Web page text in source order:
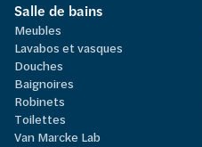
Salle de bains
Meubles
Lavabos et vasques
Douches
Baignoires
Robinets
Toilettes
Van Marcke Lab